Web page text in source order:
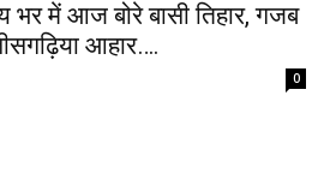
भर में आज बोरे बासी तिहार, गजब
आहार….
0